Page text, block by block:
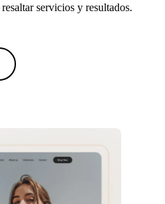
servicios y resultados.